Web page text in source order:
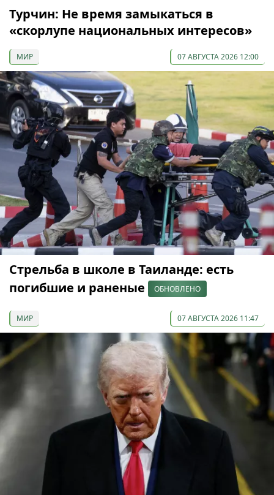
Турчин: Не время замыкаться в
«скорлупе национальных интересов»
МИР 07 АВГУСТА 2026 12:00
Стрельба в школе в Таиланде: есть
погибшие и раненые
ОБНОВЛЕНО
МИР 07 АВГУСТА 2026 11:47